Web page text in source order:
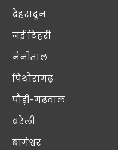
देहरादून
नई टिहरी
नैनीताल
पिथौरागढ़
पौड़ी-गढ़वाल
बरेली
बागेश्वर